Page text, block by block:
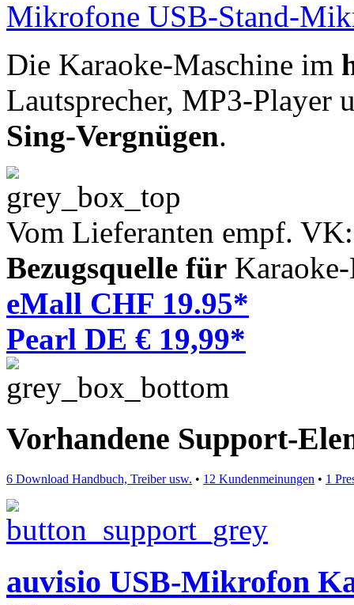
Die Karaoke-Maschine im
Lautsprecher, MP3-Player
Sing-Vergnügen.
Vom Lieferanten empf.
Bezugsquelle für
eMall CHF 19.95*
Pearl DE € 19,99*
Vorhandene Support-
6 Download Handbuch, Treiber usw. • 12 Kundenmeinungen • 1
auvisio USB-Mikrofon